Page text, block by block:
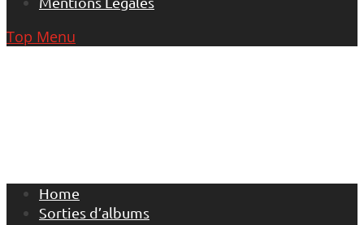
Top Menu
Home
Sorties d’albums